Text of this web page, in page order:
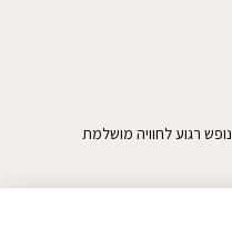
נופש רגוע לחוויה מושלמת